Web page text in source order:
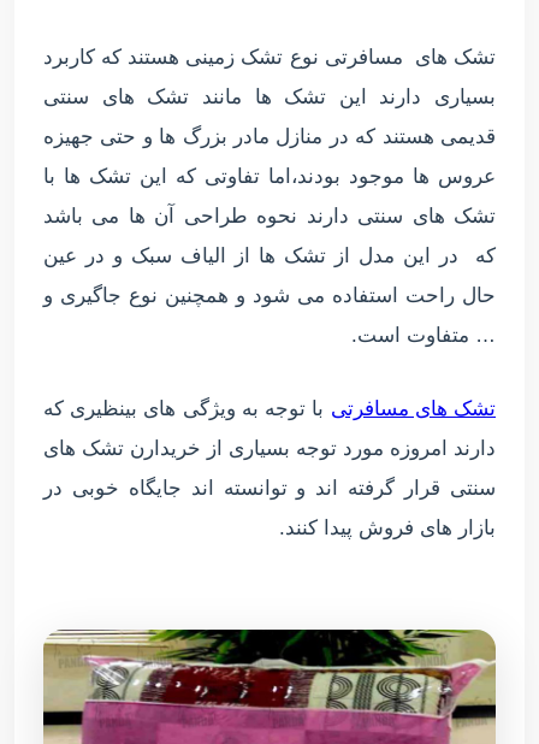
تشک های مسافرتی نوع تشک زمینی هستند که کاربرد
بسیاری دارند این تشک ها مانند تشک های سنتی
قدیمی هستند که در منازل مادر بزرگ ها و حتی جهیزه
عروس ها موجود بودند،اما تفاوتی که این تشک ها با
تشک های سنتی دارند نحوه طراحی آن ها می باشد
که در این مدل از تشک ها از الیاف سبک و در عین
حال راحت استفاده می شود و همچنین نوع جاگیری و
… متفاوت است.
تشک های مسافرتی با توجه به ویژگی های بینظیری که
دارند امروزه مورد توجه بسیاری از خریدارن تشک های
سنتی قرار گرفته اند و توانسته اند جایگاه خوبی در
بازار های فروش پیدا کنند.